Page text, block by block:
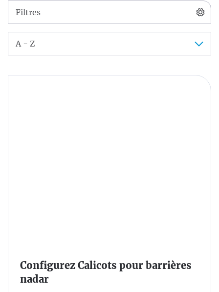
Catalogue
Filtres
Trier
Configurez Calicots pour barrières
nadar